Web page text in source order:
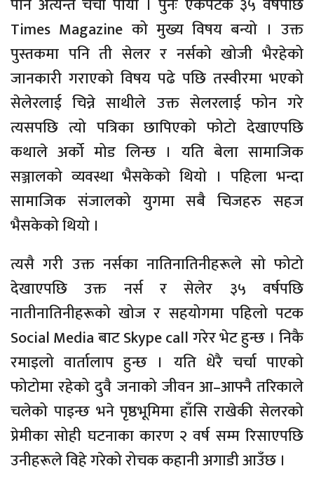
पनि अत्यन्तै चर्चा पायो । पुनः एकपटक ३५ वर्षपछि
Times Magazine को मुख्य विषय बन्यो । उक्त
पुस्तकमा पनि ती सेलर र नर्सको खोजी भैरहेको
जानकारी गराएको विषय पढे पछि तस्वीरमा भएको
सेलेरलाई चिन्ने साथीले उक्त सेलरलाई फोन गरे
त्यसपछि त्यो पत्रिका छापिएको फोटो देखाएपछि
कथाले अर्को मोड लिन्छ । यति बेला सामाजिक
सञ्जालको व्यवस्था भैसकेको थियो । पहिला भन्दा
सामाजिक संजालको युगमा सबै चिजहरु सहज
भैसकेको थियो ।
त्यसै गरी उक्त नर्सका नातिनातिनीहरूले सो फोटो
देखाएपछि उक्त नर्स र सेलेर ३५ वर्षपछि
नातीनातिनीहरूको खोज र सहयोगमा पहिलो पटक
Social Media बाट Skype call गरेर भेट हुन्छ । निकै
रमाइलो वार्तालाप हुन्छ । यति धेरै चर्चा पाएको
फोटोमा रहेको दुवै जनाको जीवन आ–आफ्नै तरिकाले
चलेको पाइन्छ भने पृष्ठभूमिमा हाँसि राखेकी सेलरको
प्रेमीका सोही घटनाका कारण २ वर्ष सम्म रिसाएपछि
उनीहरूले विहे गरेको रोचक कहानी अगाडी आउँछ ।